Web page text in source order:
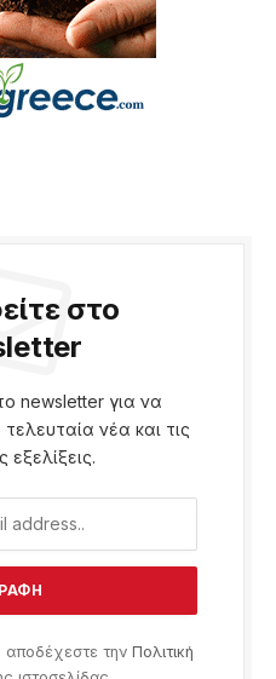
στο
newsletter για να
νέα και τις
εξελίξεις.
την Πολιτική